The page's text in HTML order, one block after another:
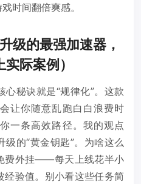
时间翻倍爽感。
级的最强加速器，
际案例）
秘诀就是“规律化”。这款
让你随意乱跑白白浪费时
一条高效路径。我的观点
的“黄金钥匙”。为啥这么
费外挂——每天上线花半小
经验值。别小看这些任务简